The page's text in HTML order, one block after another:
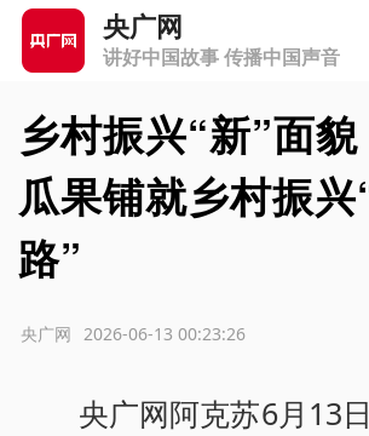
央广网
讲好中国故事 传播中国声音
乡村振兴“新”面
瓜果铺就乡村振
路”
2026-06-13 00:23:26
央广网
央广网阿克苏6月13